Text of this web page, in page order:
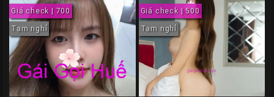
Giá check | 700
Tạm nghỉ
Giá check | 500
Tạm nghỉ